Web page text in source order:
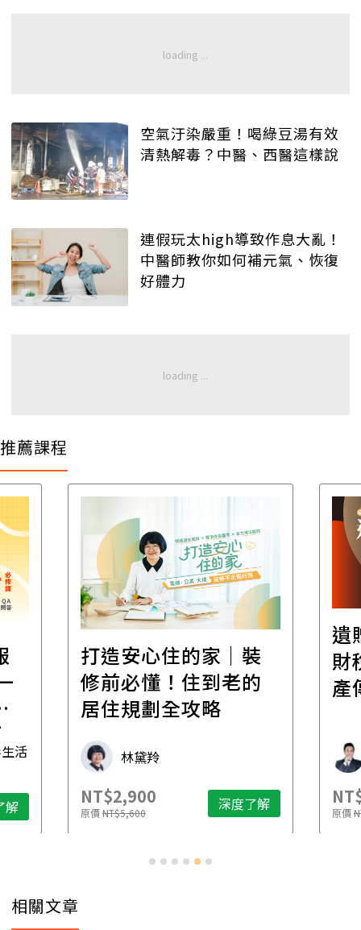
空氣汙染嚴重！喝綠豆湯有效
清熱解毒？中醫、西醫這樣說
連假玩太high導致作息大亂！
中醫師教你如何補元氣、恢復
好體力
推薦課程
活
解
打造安心住的家｜裝
修前必懂！住到老的
居住規劃全攻略
林黛羚
NT$2,900
原價NT$5,600 深度了解
遺
財
產
原價
相關文章